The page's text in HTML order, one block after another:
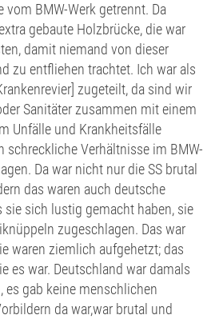
vom BMW-Werk getrennt. Da
gebaute Holzbrücke, die war
damit niemand von dieser
zu entfliehen trachtet. Ich war als
zugeteilt, da sind wir
Sanitäter zusammen mit einem
Unfälle und Krankheitsfälle
schreckliche Verhältnisse im BMW-
Da war nicht nur die SS brutal
das waren auch deutsche
sie sich lustig gemacht haben, sie
zugeschlagen. Das war
waren ziemlich aufgehetzt; das
es war. Deutschland war damals
es gab keine menschlichen
da war,war brutal und